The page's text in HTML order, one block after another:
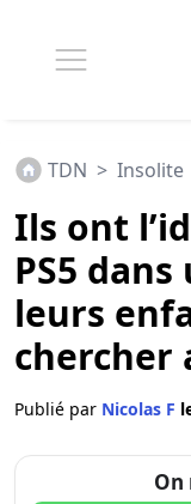
TDN > Insolite
Ils ont
PS5
leurs
chercher
Publié par Nicolas F
On